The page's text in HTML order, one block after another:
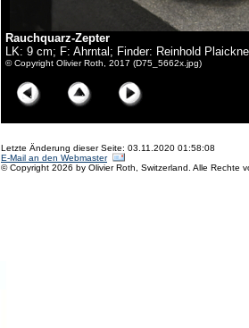
Rauchquarz-Zepter
LK: 9 cm; F: Ahrntal; Finder: Reinhold
© Copyright Olivier Roth, 2017 (D75_5662x.jpg)
Letzte Änderung dieser Seite: 03.11.2020 01:58:08
E-Mail an den Webmaster
© Copyright 2026 by Olivier Roth, Switzerland. Alle Rechte